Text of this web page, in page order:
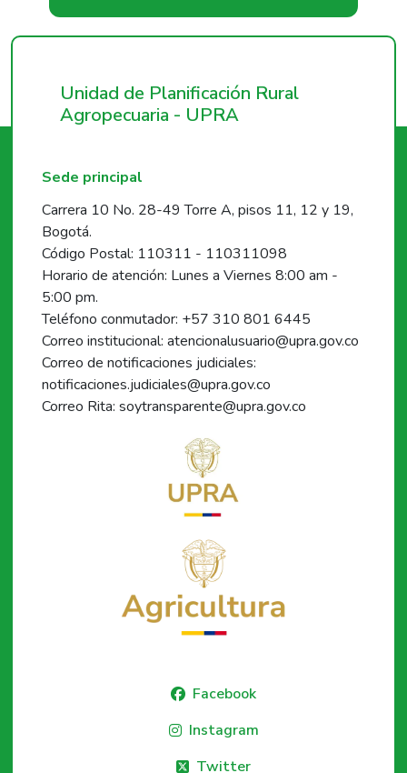
Unidad de Planificación Rural
Agropecuaria - UPRA
Sede principal
Carrera 10 No. 28-49 Torre A, pisos 11, 12 y 19,
Bogotá.
Código Postal: 110311 - 110311098
Horario de atención: Lunes a Viernes 8:00 am -
5:00 pm.
Teléfono conmutador: +57 310 801 6445
Correo institucional: atencionalusuario@upra.gov.co
Correo de notificaciones judiciales:
notificaciones.judiciales@upra.gov.co
Correo Rita: soytransparente@upra.gov.co
Facebook
Instagram
Twitter